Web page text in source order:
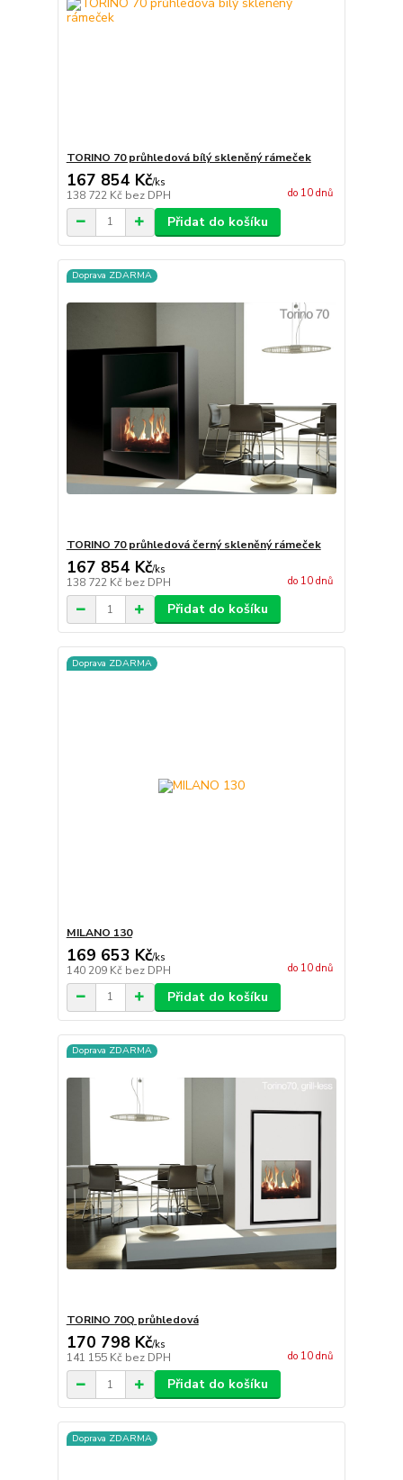
TORINO 70 průhledová bílý skleněný rámeček
167 854 Kč/ks
138 722 Kč bez DPH do 10 dnů
Přidat do košíku
Doprava ZDARMA
TORINO 70 průhledová černý skleněný rámeček
167 854 Kč/ks
138 722 Kč bez DPH do 10 dnů
Přidat do košíku
Doprava ZDARMA
MILANO 130
169 653 Kč/ks
140 209 Kč bez DPH do 10 dnů
Přidat do košíku
Doprava ZDARMA
TORINO 70Q průhledová
170 798 Kč/ks
141 155 Kč bez DPH do 10 dnů
Přidat do košíku
Doprava ZDARMA